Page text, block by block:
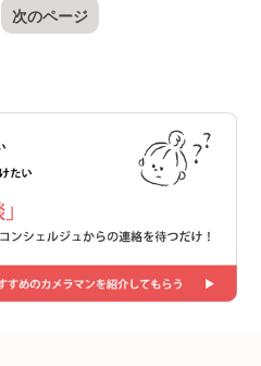
次のページ